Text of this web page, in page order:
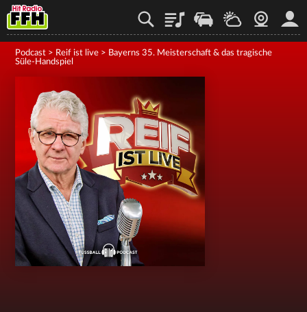
PlaylistStaupilotWetterWebcam
Podcast > Reif ist live > Bayerns 35. Meisterschaft & das tragische
Süle-Handspiel